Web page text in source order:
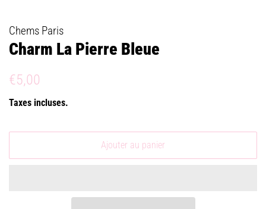
Chems Paris
Charm La Pierre Bleue
Prix
€5,00
Taxes incluses.
Ajouter au panier